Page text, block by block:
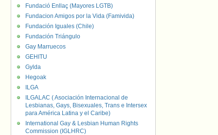
Fundació Enllaç (Mayores LGTB)
Fundacion Amigos por la Vida (Famivida)
Fundación Iguales (Chile)
Fundación Triángulo
Gay Marruecos
GEHITU
Gylda
Hegoak
ILGA
ILGALAC ( Asociación Internacional de
Lesbianas, Gays, Bisexuales, Trans e Intersex
para América Latina y el Caribe)
International Gay & Lesbian Human Rights
Commission (IGLHRC)